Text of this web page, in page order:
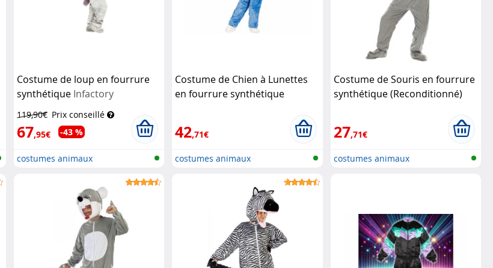
Costume de loup en fourrure
synthétique Infactory
119,90€ Prix conseillé
67,95€ -43 %
costumes animaux
Costume de Chien à Lunettes
en fourrure synthétique
42,71€
costumes animaux
Costume de Souris en fourrure
synthétique (Reconditionné)
27,71€
costumes animaux